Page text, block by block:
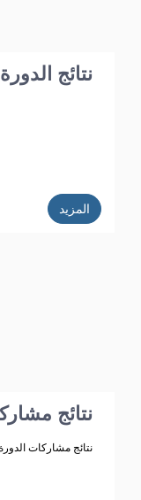
نتائج
المزيد
نتائج
نتائج مشاركات الدورة